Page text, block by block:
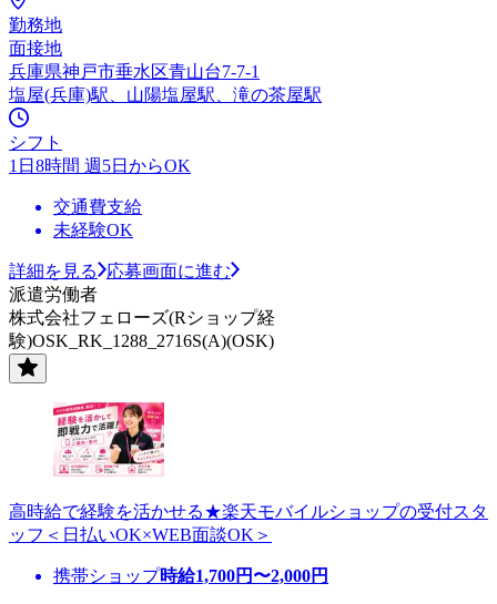
勤務地
面接地
兵庫県神戸市垂水区青山台7-7-1
塩屋(兵庫)駅、山陽塩屋駅、滝の茶屋駅
シフト
1日8時間 週5日からOK
交通費支給
未経験OK
詳細を見る
応募画面に進む
派遣労働者
株式会社フェローズ(Rショップ経
験)OSK_RK_1288_2716S(A)(OSK)
高時給で経験を活かせる★楽天モバイルショップの受付スタ
ッフ＜日払いOK×WEB面談OK＞
携帯ショップ時給1,700円〜2,000円